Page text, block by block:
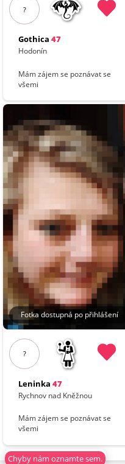
Chyby nám oznamte sem.
?
Gothica 47
Hodonín
Mám zájem se poznávat se
všemi
Fotka dostupná po přihlášení
?
Leninka 47
Rychnov nad Kněžnou
Mám zájem se poznávat se
všemi